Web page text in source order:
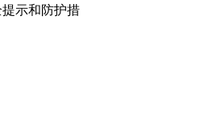
示和防护措